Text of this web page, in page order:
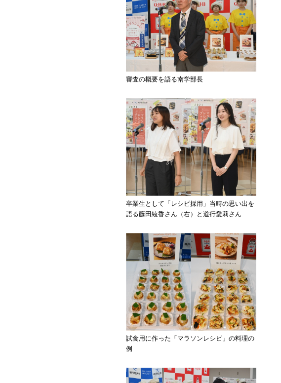
審査の概要を語る南学部長
卒業生として「レシピ採用」当時の思い出を
語る藤田綾香さん（右）と道行愛莉さん
試食用に作った「マラソンレシピ」の料理の
例